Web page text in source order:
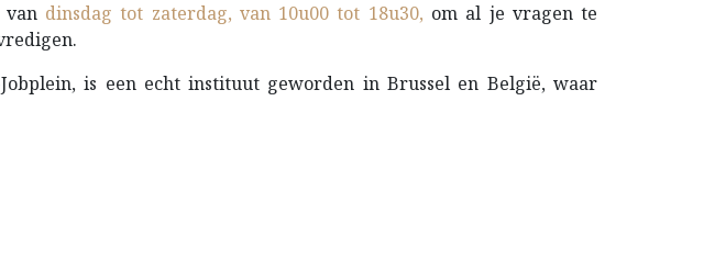
dinsdag tot zaterdag, van 10u00 tot 18u30, om al je vragen te
is een echt instituut geworden in Brussel en België, waar